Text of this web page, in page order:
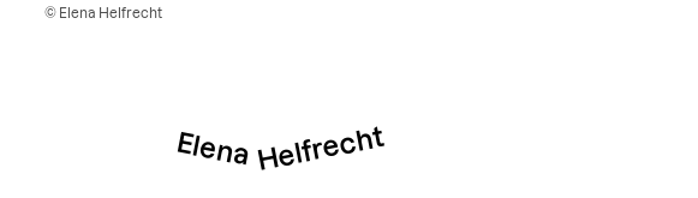
© Elena Helfrecht
Elena Helfrecht